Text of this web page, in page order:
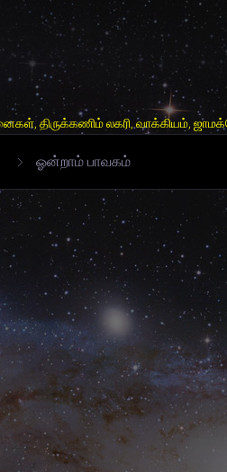
வாக்கியம், ஜாமக்கோள் ஆருடம்,
ஓன்றாம் பாவகம்